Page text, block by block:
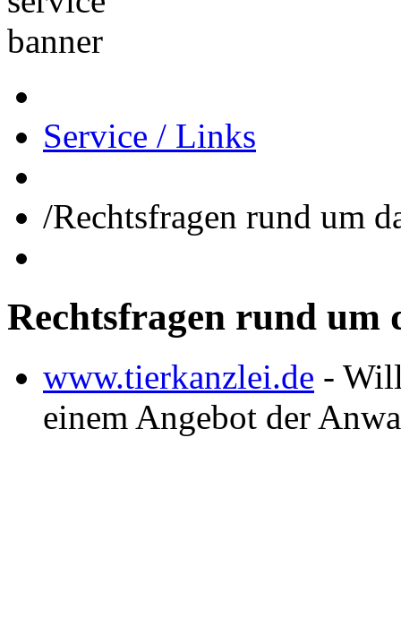
Service / Links
/Rechtsfragen rund um
Rechtsfragen rund um
www.tierkanzlei.de -
einem Angebot der